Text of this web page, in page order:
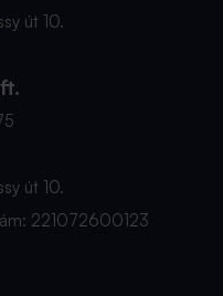
út 10.
út 10.
221072600123